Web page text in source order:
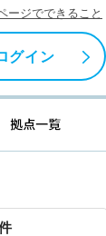
ージでできること
グイン
アドバイザー紹介